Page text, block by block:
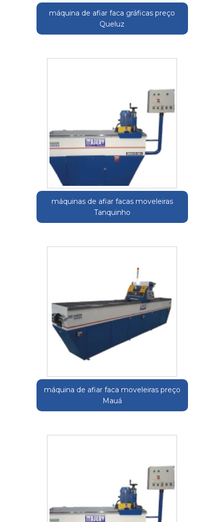
máquina de afiar faca gráficas preço
Queluz
máquinas de afiar facas moveleiras
Tanquinho
máquina de afiar faca moveleiras preço
Mauá